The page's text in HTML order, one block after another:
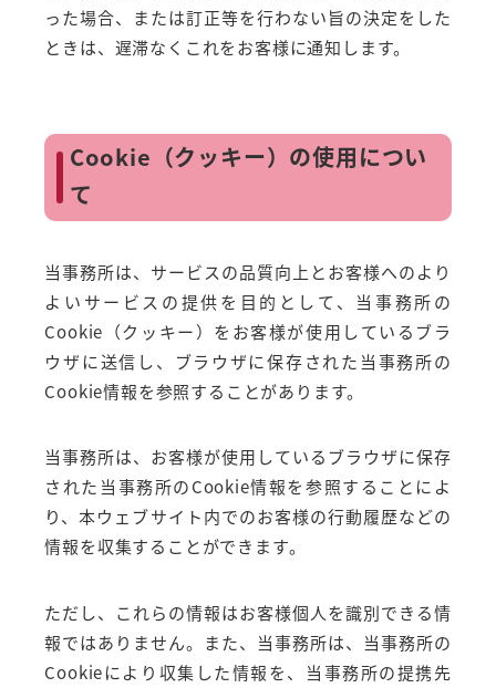
った場合、または訂正等を行わない旨の決定をした
ときは、遅滞なくこれをお客様に通知します。
Cookie（クッキー）の使用につい
て
当事務所は、サービスの品質向上とお客様へのより
よいサービスの提供を目的として、当事務所の
Cookie（クッキー）をお客様が使用しているブラ
ウザに送信し、ブラウザに保存された当事務所の
Cookie情報を参照することがあります。
当事務所は、お客様が使用しているブラウザに保存
された当事務所のCookie情報を参照することによ
り、本ウェブサイト内でのお客様の行動履歴などの
情報を収集することができます。
ただし、これらの情報はお客様個人を識別できる情
報ではありません。また、当事務所は、当事務所の
Cookieにより収集した情報を、当事務所の提携先